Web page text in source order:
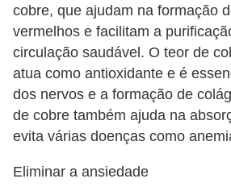
cobre, que ajudam na formação
vermelhos e facilitam a
circulação saudável. O teor de
atua como antioxidante e é
dos nervos e a formação de
de cobre também ajuda na
evita várias doenças como
Eliminar a ansiedade